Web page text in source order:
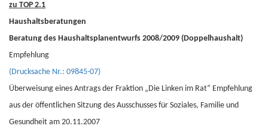
zu TOP 2.1
Haushaltsberatungen
Beratung des Haushaltsplanentwurfs 2008/2009 (Doppelhaushalt)
Empfehlung
(Drucksache Nr.: 09845-07)
Überweisung eines Antrags der Fraktion „Die Linken im Rat“ Empfehlung
aus der öffentlichen Sitzung des Ausschusses für Soziales, Familie und
Gesundheit am 20.11.2007